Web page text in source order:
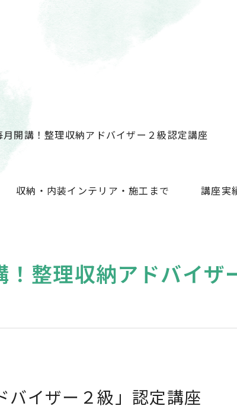
月開講！整理収納アドバイザー２級認定講座
収納・内装インテリア・施工まで 講座実
！整理収納アドバイザ
バイザー２級」認定講座